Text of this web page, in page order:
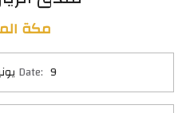
مكة
Date: 9 يونيو، 2022